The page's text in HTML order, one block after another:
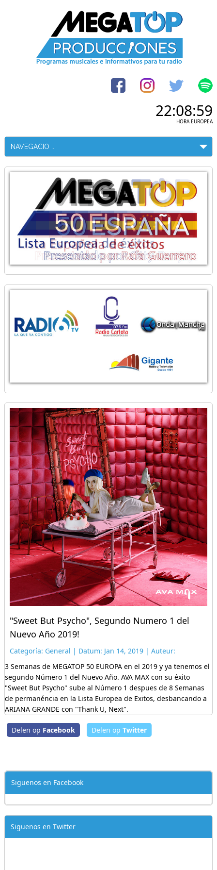
22:08:59
HORA EUROPEA
"Sweet But Psycho", Segundo Numero 1 del
Nuevo Año 2019!
Categoría: General | Datum: Jan 14, 2019 | Auteur:
3 Semanas de MEGATOP 50 EUROPA en el 2019 y ya tenemos el
segundo Número 1 del Nuevo Año. AVA MAX con su éxito
"Sweet But Psycho" sube al Número 1 despues de 8 Semanas
de permanéncia en la Lista Europea de Exitos, desbancando a
ARIANA GRANDE con "Thank U, Next".
Delen op Facebook Delen op Twitter
Siguenos en Facebook
Siguenos en Twitter